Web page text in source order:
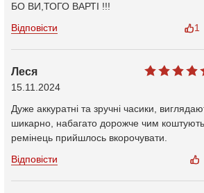
БО ВИ,ТОГО ВАРТІ !!!
Відповісти
1
Леся
15.11.2024
Дуже аккуратні та зручні часики,
шикарно, набагато дорожче чим коштують,
ремінець прийшлось вкорочувати.
Відповісти